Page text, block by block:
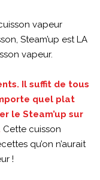
vapeur
Steam’up est LA
vapeur.
Il suffit de tous
quel plat
le Steam’up sur
Cette cuisson
qu’on n’aurait
!